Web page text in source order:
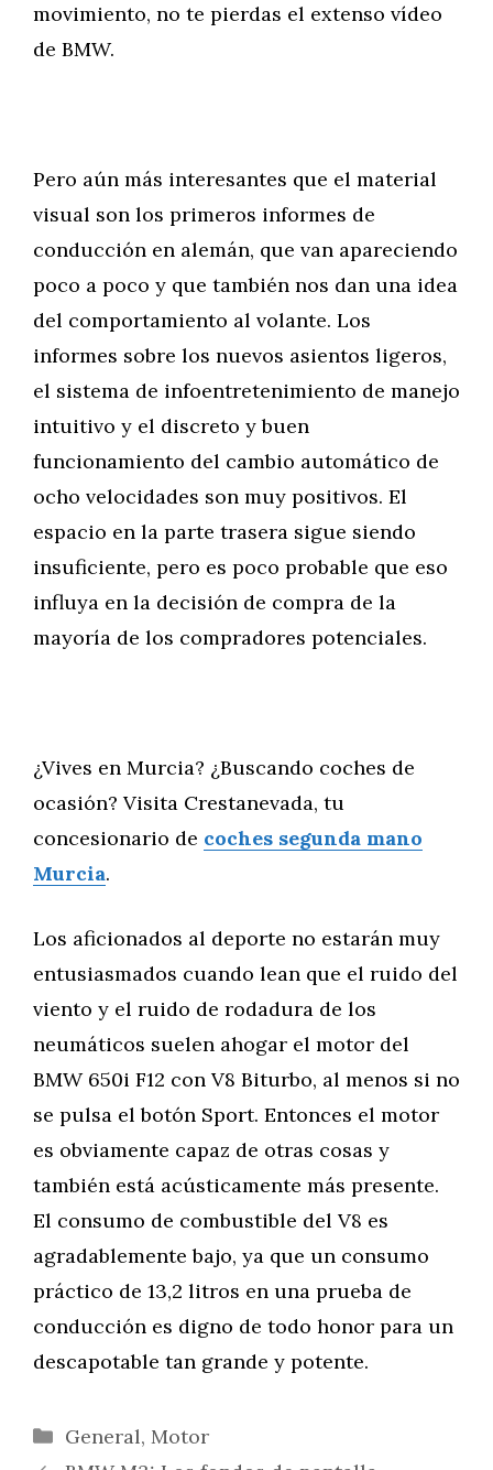
movimiento, no te pierdas el extenso vídeo
de BMW.
Pero aún más interesantes que el material
visual son los primeros informes de
conducción en alemán, que van apareciendo
poco a poco y que también nos dan una idea
del comportamiento al volante. Los
informes sobre los nuevos asientos ligeros,
el sistema de infoentretenimiento de manejo
intuitivo y el discreto y buen
funcionamiento del cambio automático de
ocho velocidades son muy positivos. El
espacio en la parte trasera sigue siendo
insuficiente, pero es poco probable que eso
influya en la decisión de compra de la
mayoría de los compradores potenciales.
¿Vives en Murcia? ¿Buscando coches de
ocasión? Visita Crestanevada, tu
concesionario de coches segunda mano
Murcia.
Los aficionados al deporte no estarán muy
entusiasmados cuando lean que el ruido del
viento y el ruido de rodadura de los
neumáticos suelen ahogar el motor del
BMW 650i F12 con V8 Biturbo, al menos si no
se pulsa el botón Sport. Entonces el motor
es obviamente capaz de otras cosas y
también está acústicamente más presente.
El consumo de combustible del V8 es
agradablemente bajo, ya que un consumo
práctico de 13,2 litros en una prueba de
conducción es digno de todo honor para un
descapotable tan grande y potente.
Categorías
General, Motor